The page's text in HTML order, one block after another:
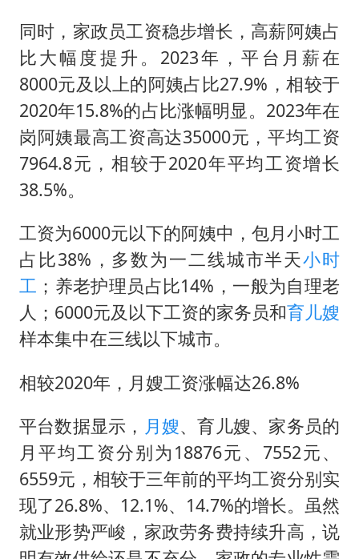
同时，家政员工资稳步增长，高薪阿姨占
比大幅度提升。2023年，平台月薪在
8000元及以上的阿姨占比27.9%，相较于
2020年15.8%的占比涨幅明显。2023年在
岗阿姨最高工资高达35000元，平均工资
7964.8元，相较于2020年平均工资增长
38.5%。
工资为6000元以下的阿姨中，包月小时工
占比38%，多数为一二线城市半天小时
工 ；养老护理员占比14%，一般为自理老
人；6000元及以下工资的家务员和育儿嫂
样本集中在三线以下城市。
相较2020年，月嫂工资涨幅达26.8%
平台数据显示， 月嫂、育儿嫂、家务员的
月平均工资分别为18876元、7552元、
6559元，相较于三年前的平均工资分别实
现了26.8%、12.1%、14.7%的增长。虽然
就业形势严峻，家政劳务费持续升高，说